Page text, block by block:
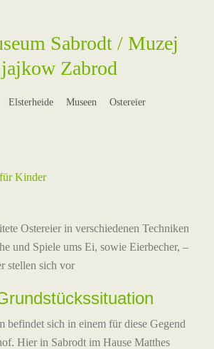
Sabrodt / Muzej
Zabrod
Elsterheide Museen Ostereier
Kinder
Ostereier in verschiedenen Techniken
und Spiele ums Ei, sowie Eierbecher, –
stellen sich vor
befindet sich in einem für diese Gegend
Hier in Sabrodt im Hause Matthes